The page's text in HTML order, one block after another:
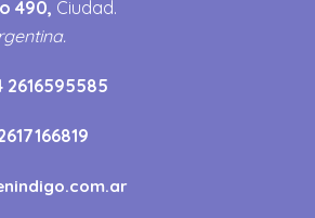
490, Ciudad.
2616595585